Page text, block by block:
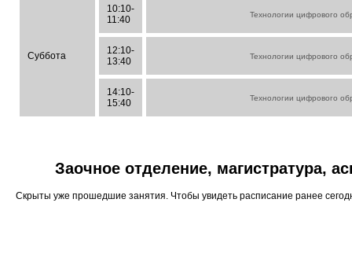
Суббота
10:10-
11:40
Технологии цифрового
12:10-
13:40
Технологии цифрового
14:10-
15:40
Технологии цифрового
Заочное отделение, магистратура,
Скрыты уже прошедшие занятия. Чтобы увидеть расписание ранее